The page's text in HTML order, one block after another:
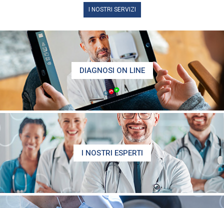
I NOSTRI SERVIZI
DIAGNOSI ON LINE
I NOSTRI ESPERTI